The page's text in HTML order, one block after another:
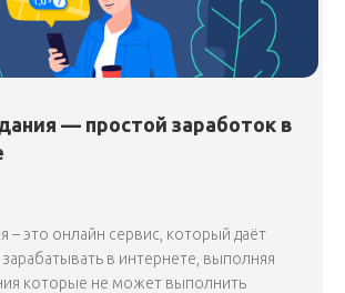
— простой заработок в
– это онлайн сервис, который даёт
в интернете, выполняя
которые не может выполнить